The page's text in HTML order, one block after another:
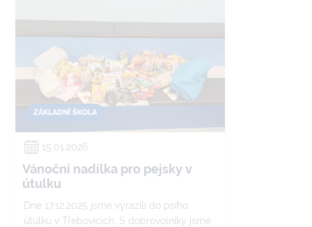
ZÁKLADNÍ ŠKOLA
15.01.2026
Vánoční nadílka pro pejsky v
útulku
Dne 17.12.2025 jsme vyrazili do psího
útulku v Třebovicích. S dobrovolníky jsme